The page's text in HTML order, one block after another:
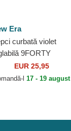
Era
curbată violet
9FORTY
Essential de
York Yankees
EUR 25,95
l17 - 19 august